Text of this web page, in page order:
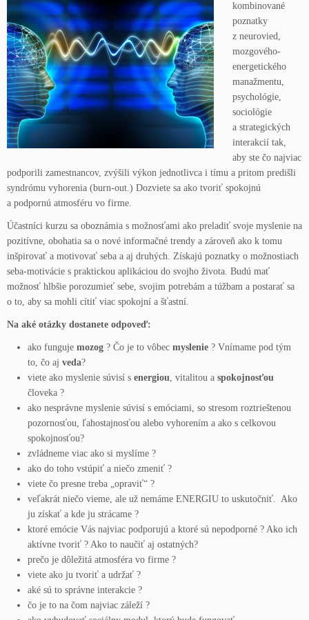
kombinované
poznatky
z neurovied,
mozgového-
energetického
manažmentu,
psychológie,
sociológie
a strategických
interakcií tak,
aby ste čo najviac
podporili zamestnancov, zvýšili výkon jednotlivca i tímu a pritom predišli
syndrómu vyhorenia (burn-out.) Dozviete sa ako tvoriť spokojnú
a podpornú atmosféru vo firme.
Účastníci kurzu sa oboznámia s možnosťami ako preladiť svoje myslenie na
pozitívne, obohatia sa o nové informačné trendy a zároveň ako k tomu
inšpirovať a motivovať seba a aj druhých. Získajú poznatky o možnostiach
seba-motivácie s praktickou aplikáciou do svojho života. Budú mať
možnosť hlbšie porozumieť sebe, svojim potrebám a túžbam a postarať sa
o to, aby sa mohli cítiť viac spokojní a šťastní.
Na aké otázky dostanete odpoveď:
ako funguje mozog ? Čo je to vôbec myslenie ? Vnímame pod tým
to, čo aj veda?
viete ako myslenie súvisí s energiou, vitalitou a spokojnosťou
človeka ?
ako nesprávne myslenie súvisí s emóciami, so stresom roztrieštenou
pozornosťou, ľahostajnosťou alebo vyhorením a ako s celkovou
spokojnosťou?
zvládneme viac ako si myslíme ?
ako do toho vstúpiť a niečo zmeniť ?
viete čo presne treba „opraviť“ ?
veľakrát niečo vieme, ale už nemáme ENERGIU to uskutočniť. Ako
ju získať a kde ju strácame ?
ktoré emócie Vás najviac podporujú a ktoré sú nepodporné ? Ako ich
aktívne tvoriť ? Ako to naučiť aj ostatných?
prečo je dôležitá atmosféra vo firme ?
viete ako ju tvoriť a udržať ?
aké sú to správne interakcie ?
čo je to na čom najviac záleží ?